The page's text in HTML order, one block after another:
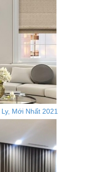
Mới Nhất 2021